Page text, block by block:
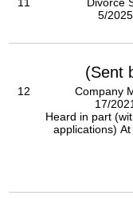
5/2025
(Sent
12
Company
17/2021
Heard in part (with
applications) At